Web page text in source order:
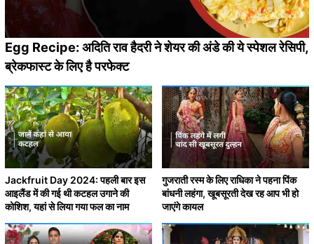
Egg Recipe: अदिति राव हैदरी ने शेयर की अंडे की ये स्पेशल रेसिपी,
ब्रेकफास्ट के लिए है परफेक्ट
Jackfruit Day 2024: पहली बार इस
आइलैंड में की गई थी कटहल उगाने की
कोशिश, यहां से लिया गया फल का नाम
गुजराती रस्म के लिए राधिका ने पहना पिंक
बांधनी लहंगा, खूबसूरती देख रह आप भी हो
जाएंगे कायल